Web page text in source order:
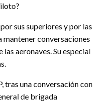
sus superiores y por las
conversaciones
aeronaves. Su especial
tras una conversación con
de brigada